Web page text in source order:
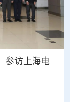
参访上海电